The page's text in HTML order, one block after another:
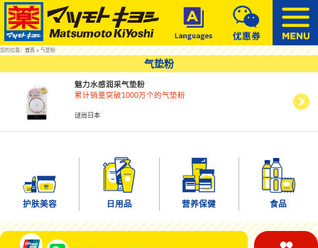
您的位置：首页» 气垫粉
气垫粉
魅力水感润采气垫粉
累计销量突破1000万个的气垫粉
谜尚日本
护肤美容 日用品 营养保健 食品